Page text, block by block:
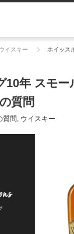
ウイスキー
ホイッス
10年 スモー
質問
質問, ウイスキー